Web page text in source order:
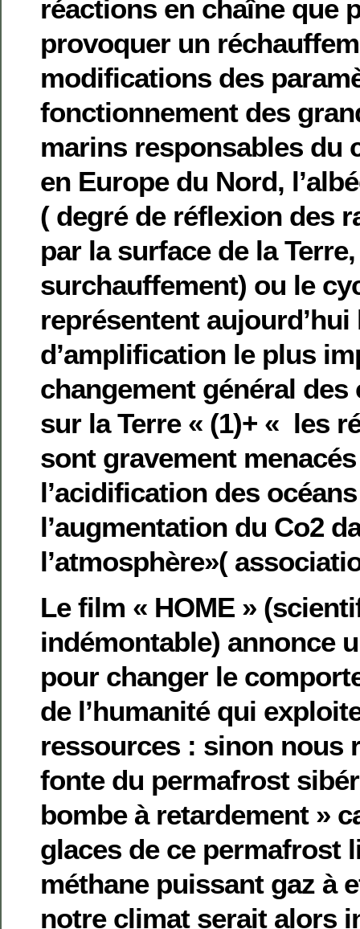
réactions en chaîne que
provoquer un
modifications des
fonctionnement des
marins responsables du
en Europe du Nord,
( degré de réflexion des
par la surface de la
surchauffement) ou le
représentent
d’amplification le plus
changement général
sur la Terre « (1)+ « les
sont gravement
l’acidification des
l’augmentation du Co2
l’atmosphère»(
Le film « HOME »
indémontable) annonce
pour changer le
de l’humanité qui
ressources : sinon nous
fonte du permafrost
bombe à retardement »
glaces de ce permafrost
méthane puissant gaz à
notre climat serait alors